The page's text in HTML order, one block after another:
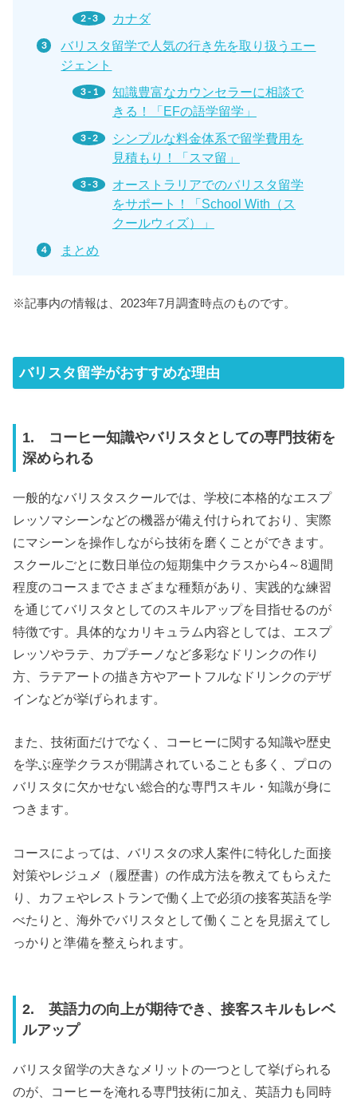
カナダ
バリスタ留学で人気の行き先を取り扱うエー
ジェント
知識豊富なカウンセラーに相談で
きる！「EFの語学留学」
シンプルな料金体系で留学費用を
見積もり！「スマ留」
オーストラリアでのバリスタ留学
をサポート！「School With（ス
クールウィズ）」
まとめ
※記事内の情報は、2023年7月調査時点のものです。
バリスタ留学がおすすめな理由
1. コーヒー知識やバリスタとしての専門技術を
深められる
一般的なバリスタスクールでは、学校に本格的なエスプ
レッソマシーンなどの機器が備え付けられており、実際
にマシーンを操作しながら技術を磨くことができます。
スクールごとに数日単位の短期集中クラスから4～8週間
程度のコースまでさまざまな種類があり、実践的な練習
を通じてバリスタとしてのスキルアップを目指せるのが
特徴です。具体的なカリキュラム内容としては、エスプ
レッソやラテ、カプチーノなど多彩なドリンクの作り
方、ラテアートの描き方やアートフルなドリンクのデザ
インなどが挙げられます。
また、技術面だけでなく、コーヒーに関する知識や歴史
を学ぶ座学クラスが開講されていることも多く、プロの
バリスタに欠かせない総合的な専門スキル・知識が身に
つきます。
コースによっては、バリスタの求人案件に特化した面接
対策やレジュメ（履歴書）の作成方法を教えてもらえた
り、カフェやレストランで働く上で必須の接客英語を学
べたりと、海外でバリスタとして働くことを見据えてし
っかりと準備を整えられます。
2. 英語力の向上が期待でき、接客スキルもレベ
ルアップ
バリスタ留学の大きなメリットの一つとして挙げられる
のが、コーヒーを淹れる専門技術に加え、英語力も同時